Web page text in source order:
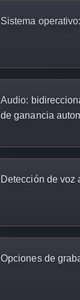
Sistema operativo:
Audio:
de ganancia
Detección de voz
Opciones de